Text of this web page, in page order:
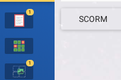
1
1
SCORM